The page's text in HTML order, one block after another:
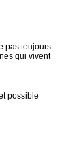
pas toujours
qui vivent
possible